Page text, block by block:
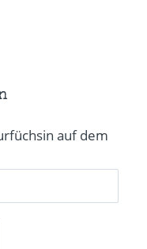
auf dem